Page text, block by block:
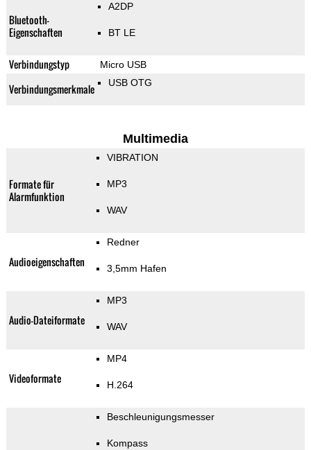
Bluetooth-
Eigenschaften
A2DP
BT LE
Verbindungstyp Micro USB
Verbindungsmerkmale USB OTG
Multimedia
Formate für
Alarmfunktion
VIBRATION
MP3
WAV
Audioeigenschaften
Redner
3,5mm Hafen
Audio-Dateiformate
MP3
WAV
Videoformate
MP4
H.264
Beschleunigungsmesser
Kompass